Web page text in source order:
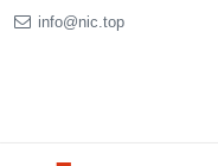
info@nic.top